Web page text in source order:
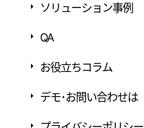
ソリューション事例
QA
お役立ちコラム
デモ･お問い合わせは